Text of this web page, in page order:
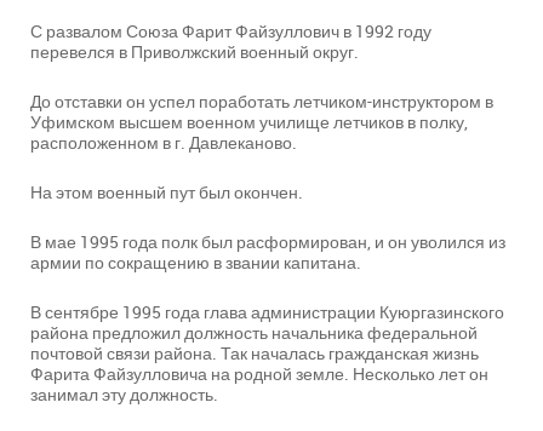
С развалом Союза Фарит Файзуллович в 1992 году
перевелся в Приволжский военный округ.
До отставки он успел поработать летчиком-инструктором в
Уфимском высшем военном училище летчиков в полку,
расположенном в г. Давлеканово.
На этом военный пут был окончен.
В мае 1995 года полк был расформирован, и он уволился из
армии по сокращению в звании капитана.
В сентябре 1995 года глава администрации Куюргазинского
района предложил должность начальника федеральной
почтовой связи района. Так началась гражданская жизнь
Фарита Файзулловича на родной земле. Несколько лет он
занимал эту должность.